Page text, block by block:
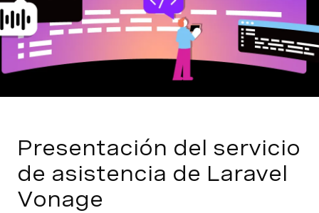
Presentación del servicio
de asistencia de Laravel
Vonage